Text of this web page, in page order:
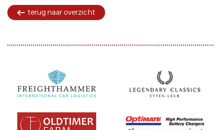
terug naar overzicht